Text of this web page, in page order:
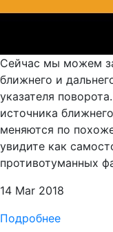
Сейчас мы можем
ближнего и
указателя
источника
меняются по
увидите как
противотуманных
14 Mar 2018
Подробнее